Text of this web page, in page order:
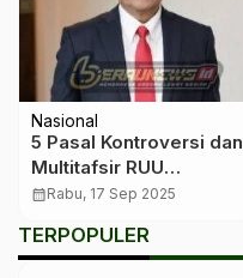
Nasional
5 Pasal Kontroversi dan
Multitafsir RUU
Perampasan Aset*
calendar_monthRabu, 17 Sep 2025
TERPOPULER